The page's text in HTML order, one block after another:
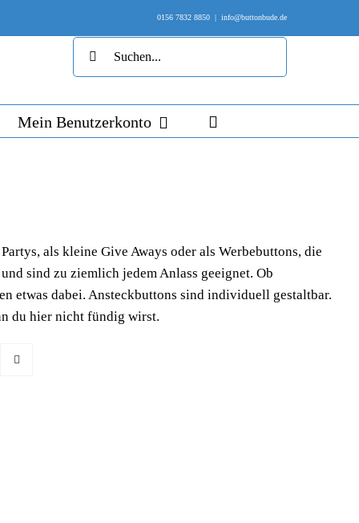
0156 7832 8850 | info@buttonbude.de
Mein Benutzerkonto
als kleine Give Aways oder als Werbebuttons, die
sind zu ziemlich jedem Anlass geeignet. Ob
etwas dabei. Ansteckbuttons sind individuell gestaltbar.
du hier nicht fündig wirst.